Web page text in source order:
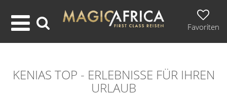
Favoriten
KENIAS TOP - ERLEBNISSE FÜR IHREN
URLAUB